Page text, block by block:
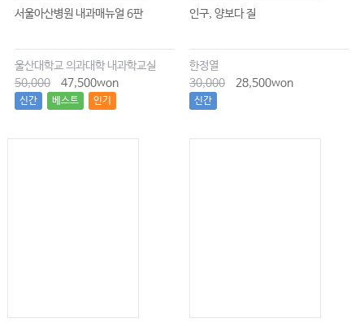
서울아산병원 내과매뉴얼 6판
울산대학교 의과대학 내과학교실
50,000
47,500won
신간 베스트 인기
인구, 양보다 질
한정열
30,000
28,500won
신간